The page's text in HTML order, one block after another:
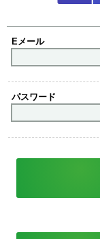
Eメール
パスワード